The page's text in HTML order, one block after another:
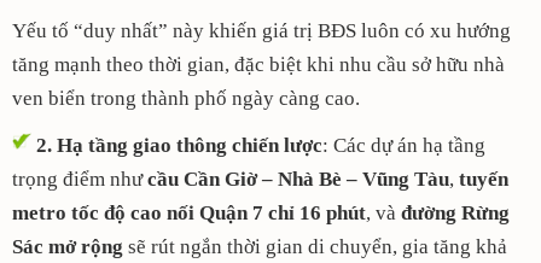
Yếu tố “duy nhất” này khiến giá trị BĐS luôn có xu hướng
tăng mạnh theo thời gian, đặc biệt khi nhu cầu sở hữu nhà
ven biển trong thành phố ngày càng cao.
2. Hạ tầng giao thông chiến lược: Các dự án hạ tầng
trọng điểm nhưcầu Cần Giờ – Nhà Bè – Vũng Tàu, tuyến
metro tốc độ cao nối Quận 7 chỉ 16 phút, và đường Rừng
Sác mở rộng sẽ rút ngắn thời gian di chuyển, gia tăng khả